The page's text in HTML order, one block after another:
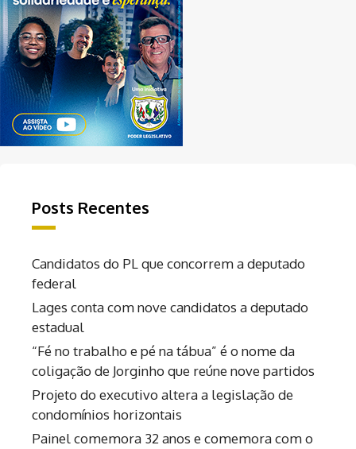
Posts Recentes
Candidatos do PL que concorrem a deputado
federal
Lages conta com nove candidatos a deputado
estadual
“Fé no trabalho e pé na tábua” é o nome da
coligação de Jorginho que reúne nove partidos
Projeto do executivo altera a legislação de
condomínios horizontais
Painel comemora 32 anos e comemora com o